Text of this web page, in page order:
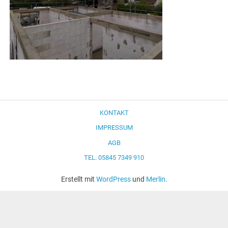
KONTAKT
IMPRESSUM
AGB
TEL. 05845 7349 910
Erstellt mit WordPressund Merlin.